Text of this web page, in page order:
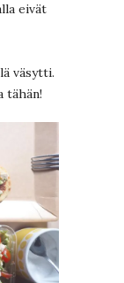
eivät
väsytti.
tähän!